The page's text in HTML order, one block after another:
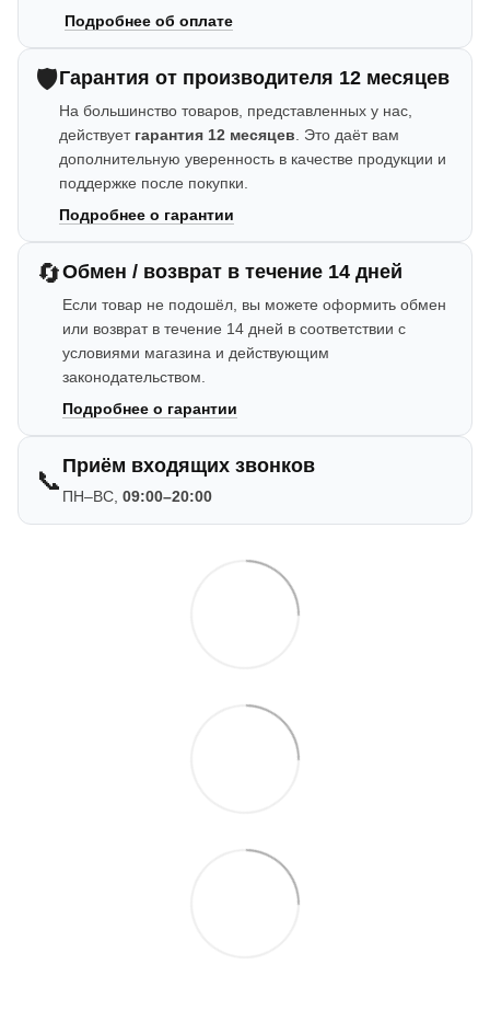
Подробнее об оплате
🛡️Гарантия от производителя 12 месяцев
На большинство товаров, представленных у нас,
действует гарантия 12 месяцев . Это даёт вам
дополнительную уверенность в качестве продукции и
поддержке после покупки.
Подробнее о гарантии
🔄Обмен / возврат в течение 14 дней
Если товар не подошёл, вы можете оформить обмен
или возврат в течение 14 дней в соответствии с
условиями магазина и действующим
законодательством.
Подробнее о гарантии
📞 Приём входящих звонков
ПН–ВС, 09:00–20:00